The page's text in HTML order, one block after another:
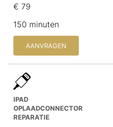
€ 79
150 minuten
AANVRAGEN
IPAD
OPLAADCONNECTOR
REPARATIE